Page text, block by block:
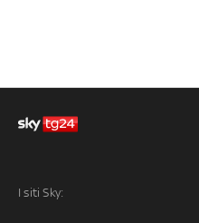
I siti Sky: